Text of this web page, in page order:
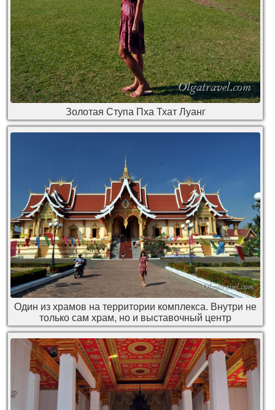
Золотая Ступа Пха Тхат Луанг
Один из храмов на территории комплекса. Внутри не
только сам храм, но и выставочный центр